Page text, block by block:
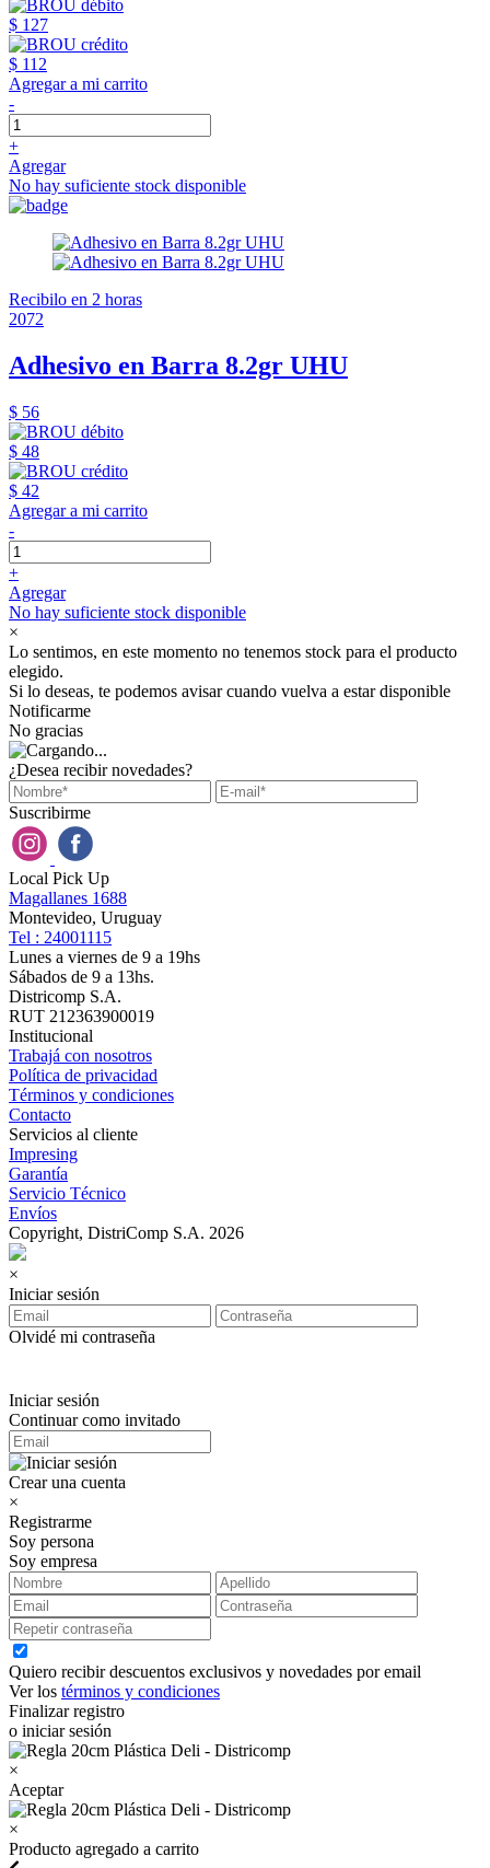
$ 127
$ 112
Agregar a mi carrito
-
+
Agregar
No hay suficiente stock disponible
Recibilo en 2 horas
2072
Adhesivo en Barra 8.2gr UHU
$ 56
$ 48
$ 42
Agregar a mi carrito
-
+
Agregar
No hay suficiente stock disponible
×
Lo sentimos, en este momento no tenemos stock para el producto
elegido.
Si lo deseas, te podemos avisar cuando vuelva a estar disponible
Notificarme
No gracias
¿Desea recibir novedades?
Suscribirme
Local Pick Up
Magallanes 1688
Montevideo, Uruguay
Tel : 24001115
Lunes a viernes de 9 a 19hs
Sábados de 9 a 13hs.
Districomp S.A.
RUT 212363900019
Institucional
Trabajá con nosotros
Política de privacidad
Términos y condiciones
Contacto
Servicios al cliente
Impresing
Garantía
Servicio Técnico
Envíos
Copyright, DistriComp S.A. 2026
×
Iniciar sesión
Olvidé mi contraseña
Iniciar sesión
Continuar como invitado
Crear una cuenta
×
Registrarme
Soy persona
Soy empresa
Quiero recibir descuentos exclusivos y novedades por email
Ver los términos y condiciones
Finalizar registro
o iniciar sesión
×
Aceptar
×
Producto agregado a carrito